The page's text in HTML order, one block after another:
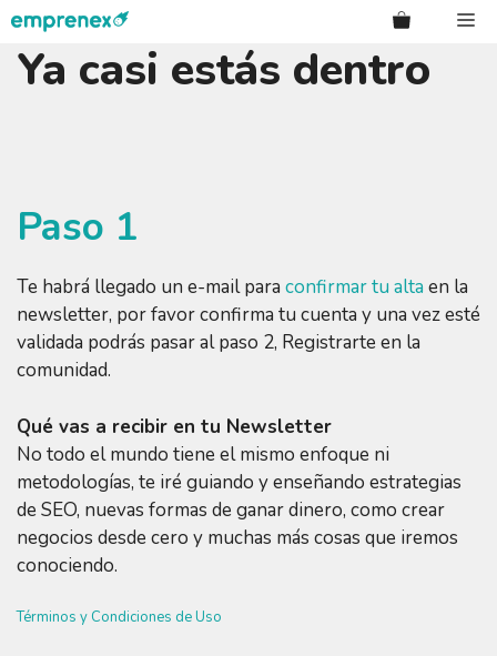
Saltar
contenido
Ya casi estás dentro
Paso 1
Te habrá llegado un e-mail para confirmar tu alta en la
newsletter, por favor confirma tu cuenta y una vez esté
validada podrás pasar al paso 2, Registrarte en la
comunidad.
Qué vas a recibir en tu Newsletter
No todo el mundo tiene el mismo enfoque ni
metodologías, te iré guiando y enseñando estrategias
de SEO, nuevas formas de ganar dinero, como crear
negocios desde cero y muchas más cosas que iremos
conociendo.
Términos y Condiciones de Uso